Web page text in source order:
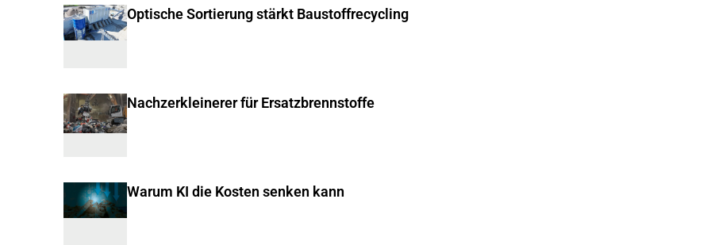
Optische Sortierung stärkt Baustoffrecycling
Nachzerkleinerer für Ersatzbrennstoffe
Warum KI die Kosten senken kann